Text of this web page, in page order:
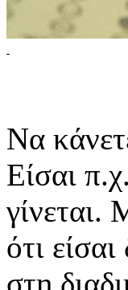
Να
Είσαι
γίνεται.
ότι
στη